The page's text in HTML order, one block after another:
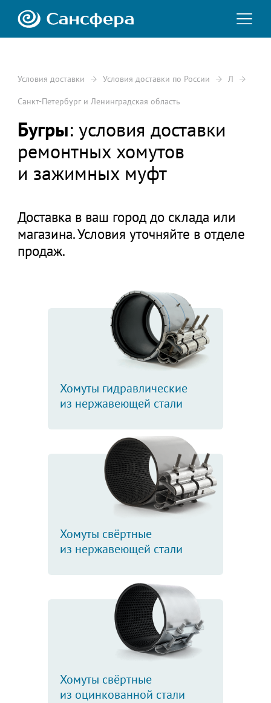
Условия доставки Условия доставки по России Л
Санкт-Петербург и Ленинградская область
Бугры: условия доставки
ремонтных хомутов
и зажимных муфт
Доставка в ваш город до склада или
магазина. Условия уточняйте в отделе
продаж.
Хомуты гидравлические
из нержавеющей стали
Хомуты свёртные
из нержавеющей стали
Хомуты свёртные
из оцинкованной стали